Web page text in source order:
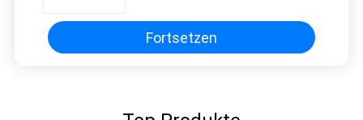
Fortsetzen